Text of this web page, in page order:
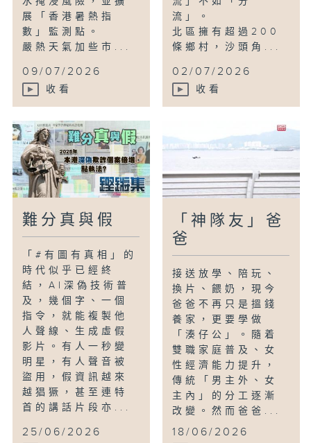
展「香港暑熱指
數」監測點。
嚴熱天氣加些市...
09/07/2026
收看
流」。
北區擁有超過200
條鄉村，沙頭角...
02/07/2026
收看
難分真與假
「#有圖有真相」的
時代似乎已經終
結，AI深偽技術普
及，幾個字、一個
指令，就能複製他
人聲線、生成虛假
影片。有人一秒變
明星，有人聲音被
盜用，假資訊越來
越猖獗，甚至連特
首的講話片段亦...
25/06/2026
「神隊友」爸
爸
接送放學、陪玩、
換片、餵奶，現今
爸爸不再只是搵錢
養家，更要學做
「湊仔公」。隨着
雙職家庭普及、女
性經濟能力提升，
傳統「男主外、女
主內」的分工逐漸
改變。然而爸爸...
18/06/2026